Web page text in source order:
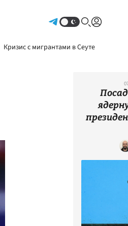
Кризис с мигрантами в Сеуте